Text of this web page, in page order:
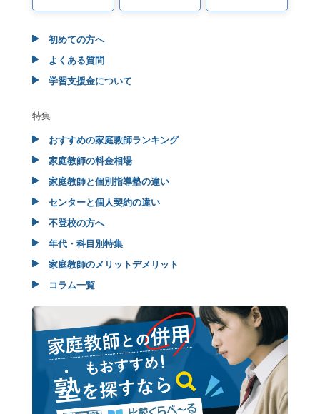
初めての方へ
よくある質問
学習支援金について
特集
おすすめの家庭教師ランキング
家庭教師の料金相場
家庭教師と個別指導塾の違い
センターと個人契約の違い
不登校の方へ
年代・科目別特集
家庭教師のメリットデメリット
コラム一覧